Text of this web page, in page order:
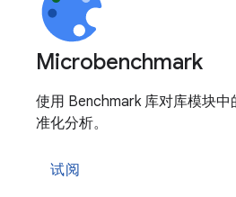
Microbenchmark
使用 Benchmark 库对库模块
准化分析。
试阅